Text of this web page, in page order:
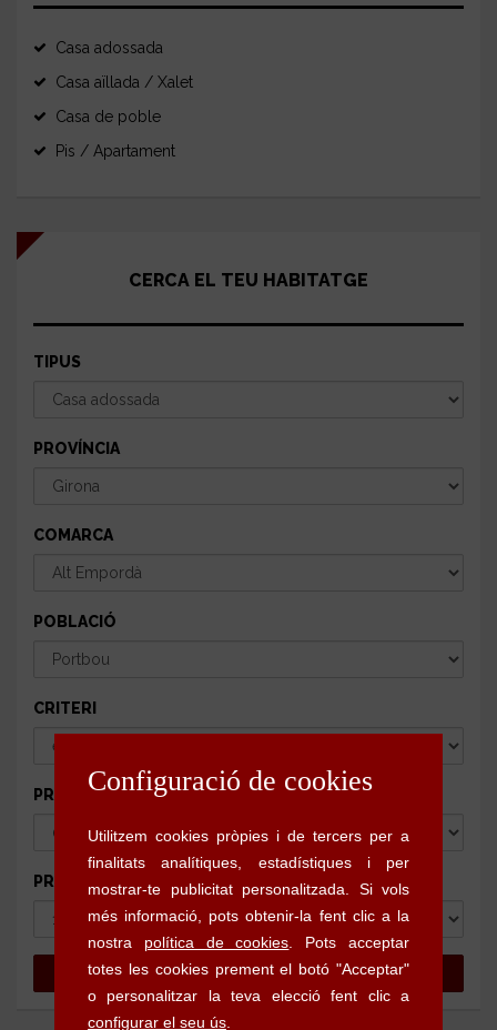
Casa adossada
Casa aïllada / Xalet
Casa de poble
Pis / Apartament
CERCA EL TEU HABITATGE
TIPUS
PROVÍNCIA
COMARCA
POBLACIÓ
CRITERI
PREU MÍNIM
PREU MÀXIM